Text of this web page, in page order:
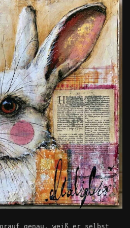
genau, weiß er selbst